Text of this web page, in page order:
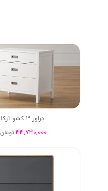
دراور 3 کشو آرکا
44,740,000 تومان